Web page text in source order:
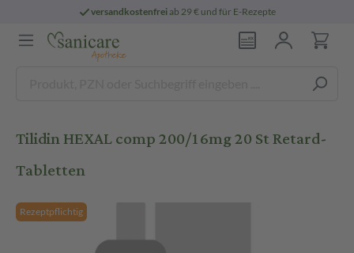
versandkostenfreiab 29 € und für E-Rezepte
Tilidin HEXAL comp 200/16mg 20 St Retard-
Tabletten
Rezeptpflichtig